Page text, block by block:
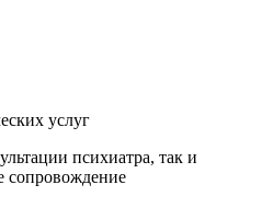
услуг
психиатра, так и
сопровождение